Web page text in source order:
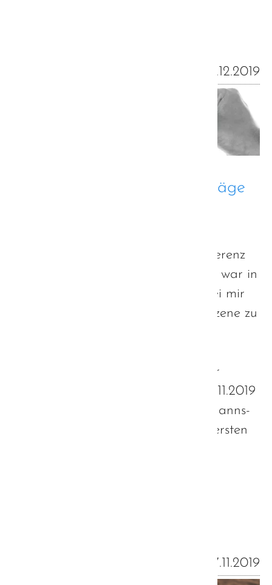
01.12.2019
Fernseh- und Rundfunkbeiträge
Im Zuge der geplanten Pressekonferenz
zur bayerischen Autismus-Strategie war in
KW46 der bayerische Rundfunk bei mir
zu Gast, um mit mir eine Einkaufsszene zu
visualisieren.Ausgestrahlt wurde der
Beitrag in der Abendschau vom 19.11.2019
- also pünktlich zum Fachtag der Hanns-
Seidel-Stiftung, auf dem auch die ersten
17.11.2019